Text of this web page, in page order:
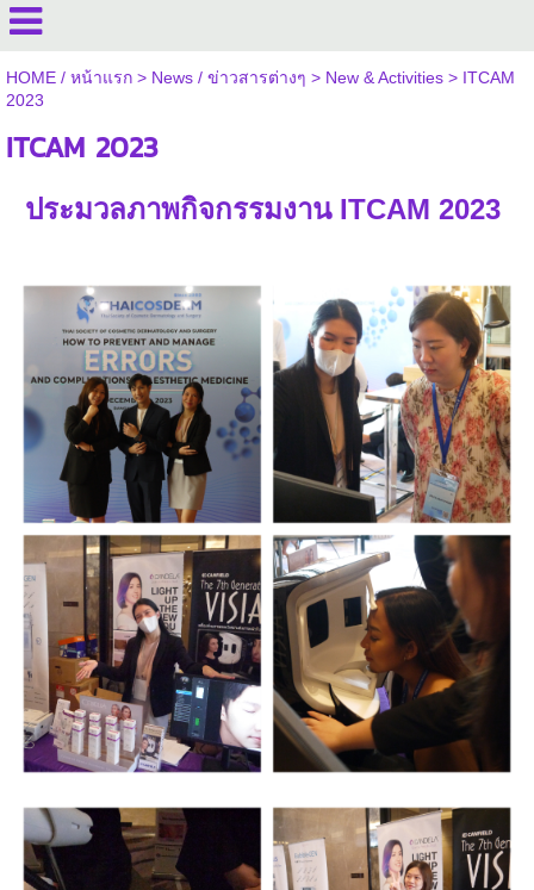
HOME / หน้าแรก> News / ข่าวสารต่างๆ > New & Activities> ITCAM
2023
ITCAM 2023
ประมวลภาพกิจกรรมงาน ITCAM 2023